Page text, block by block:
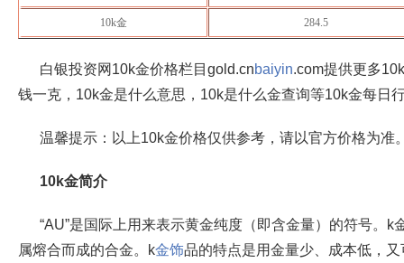
10k金 284.5
白银投资网10k金价格栏目gold.cnbaiyin.com提供更多
钱一克，10k金是什么意思，10k是什么金查询等10k金每日
温馨提示：以上10k金价格仅供参考，请以官方价格为准
10k金简介
“AU”是国际上用来表示黄金纯度（即含金量）的符号。k
属熔合而成的合金。k金饰品的特点是用金量少、成本低，